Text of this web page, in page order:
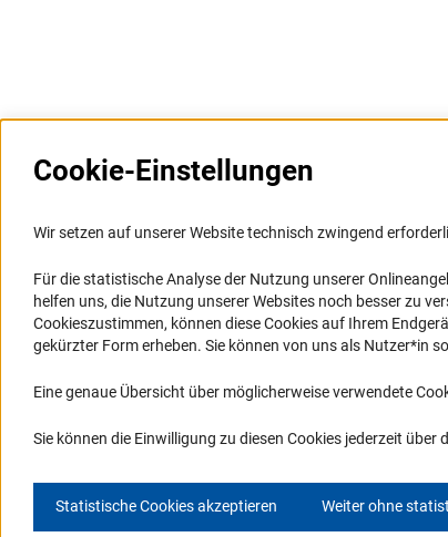
Informationssysteme
Portal Wissenschaftliche Integrität
GEPRIS
GEPRIS historisch
RIsources
FAQ
Karriere
Logo und Corporate Design
Vergabeverfahren
Cookie-Einstellungen
Wir setzen auf unserer Website technisch zwingend
Für die statistische Analyse der Nutzung unserer
helfen uns, die Nutzung unserer Websites noch besser zu
Cookieszustimmen, können diese Cookies auf Ihrem
gekürzter Form erheben. Sie können von uns als Nutzer*in
Eine genaue Übersicht über möglicherweise verwendete
Sie können die Einwilligung zu diesen Cookies jederzeit über
Statistische Cookies akzeptieren Weiter ohne